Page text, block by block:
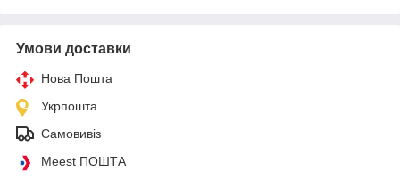
Умови доставки
Нова Пошта
Укрпошта
Самовивіз
Meest ПОШТА